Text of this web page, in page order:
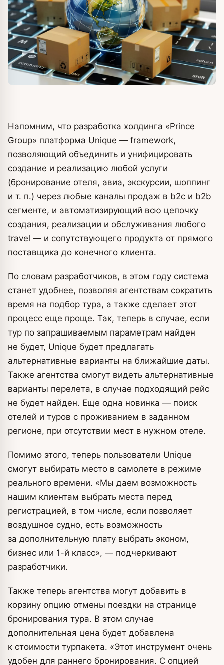
Напомним, что разработка холдинга «Prince
Group» платформа Unique — framework,
позволяющий объединить и унифицировать
создание и реализацию любой услуги
(бронирование отеля, авиа, экскурсии, шоппинг
и т. п.) через любые каналы продаж в b2c и b2b
сегменте, и автоматизирующий всю цепочку
создания, реализации и обслуживания любого
travel — и сопутствующего продукта от прямого
поставщика до конечного клиента.
По словам разработчиков, в этом году система
станет удобнее, позволяя агентствам сократить
время на подбор тура, а также сделает этот
процесс еще проще. Так, теперь в случае, если
тур по запрашиваемым параметрам найден
не будет, Unique будет предлагать
альтернативные варианты на ближайшие даты.
Также агентства смогут видеть альтернативные
варианты перелета, в случае подходящий рейс
не будет найден. Еще одна новинка — поиск
отелей и туров с проживанием в заданном
регионе, при отсутствии мест в нужном отеле.
Помимо этого, теперь пользователи Unique
смогут выбирать место в самолете в режиме
реального времени. «Мы даем возможность
нашим клиентам выбрать места перед
регистрацией, в том числе, если позволяет
воздушное судно, есть возможность
за дополнительную плату выбрать эконом,
бизнес или 1-й класс», — подчеркивают
разработчики.
Также теперь агентства могут добавить в
корзину опцию отмены поездки на странице
бронирования тура. В этом случае
дополнительная цена будет добавлена
к стоимости турпакета. «Этот инструмент очень
удобен для раннего бронирования. С опцией